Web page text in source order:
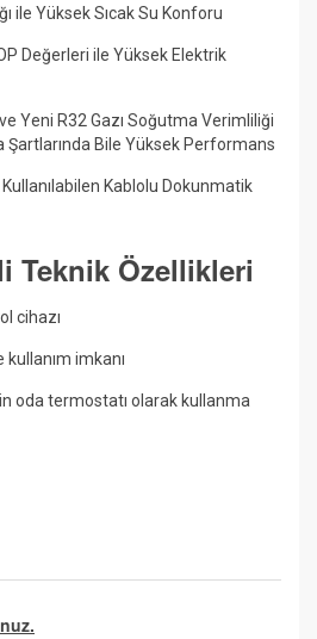
ile Yüksek Sıcak Su Konforu
Değerleri ile Yüksek Elektrik
Yeni R32 Gazı Soğutma Verimliliği
Şartlarında Bile Yüksek Performans
Kablolu Dokunmatik
Teknik Özellikleri
cihazı
imkanı
oda termostatı olarak kullanma